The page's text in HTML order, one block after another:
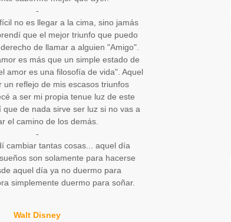
-
no es llegar a la cima, sino jamás
que el mejor triunfo que puedo
de llamar a alguien "Amigo".
es más que un simple estado de
amor es una filosofía de vida". Aquel
un reflejo de mis escasos triunfos
a ser mi propia tenue luz de este
que de nada sirve ser luz si no vas a
el camino de los demás.
-
cambiar tantas cosas... aquel día
son solamente para hacerse
aquel día ya no duermo para
simplemente duermo para soñar.
Walt Disney